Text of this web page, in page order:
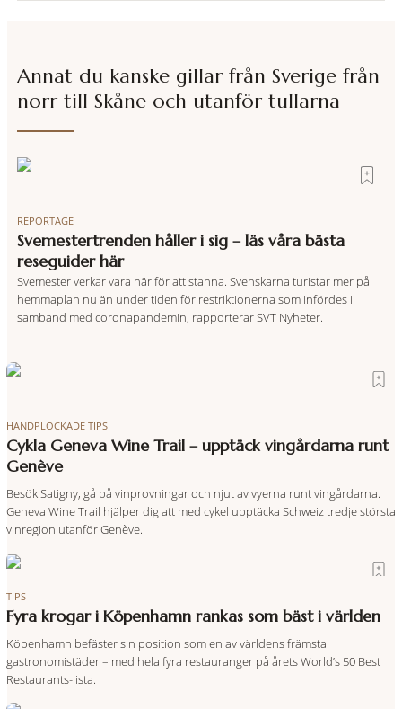
Annat du kanske gillar från Sverige från
norr till Skåne och utanför tullarna
REPORTAGE
Svemestertrenden håller i sig – läs våra bästa
reseguider här
Svemester verkar vara här för att stanna. Svenskarna turistar mer på
hemmaplan nu än under tiden för restriktionerna som infördes i
samband med coronapandemin, rapporterar SVT Nyheter.
HANDPLOCKADE TIPS
Cykla Geneva Wine Trail – upptäck vingårdarna runt
Genève
Besök Satigny, gå på vinprovningar och njut av vyerna runt vingårdarna.
Geneva Wine Trail hjälper dig att med cykel upptäcka Schweiz tredje största
vinregion utanför Genève.
TIPS
Fyra krogar i Köpenhamn rankas som bäst i världen
Köpenhamn befäster sin position som en av världens främsta
gastronomistäder – med hela fyra restauranger på årets World’s 50 Best
Restaurants-lista.